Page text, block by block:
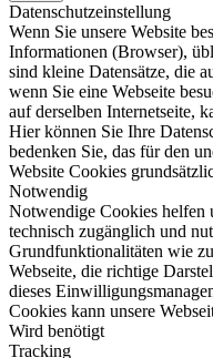
Datenschutzeinstellung
Wenn Sie unsere Website
Informationen (Browser),
sind kleine Datensätze, die
wenn Sie eine Webseite
auf derselben Internetseite,
Hier können Sie Ihre
bedenken Sie, das für den
Website Cookies
Notwendig
Notwendige Cookies helfen
technisch zugänglich und
Grundfunktionalitäten wie
Webseite, die richtige
dieses
Cookies kann unsere
Wird benötigt
Tracking